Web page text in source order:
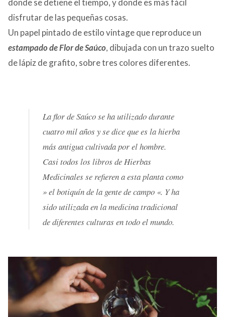
disfrutar de las pequeñas cosas.
Un papel pintado de estilo vintage que reproduce un
estampado de Flor de Saúco, dibujada con un trazo suelto
de lápiz de grafito, sobre tres colores diferentes.
La flor de Saúco se ha utilizado durante
cuatro mil años y se dice que es la hierba
más antigua cultivada por el hombre.
Casi todos los libros de Hierbas
Medicinales se refieren a esta planta como
» el botiquín de la gente de campo «. Y ha
sido utilizada en la medicina tradicional
de diferentes culturas en todo el mundo.